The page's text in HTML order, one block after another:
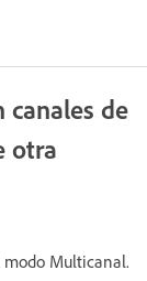
canales de
otra
Multicanal.